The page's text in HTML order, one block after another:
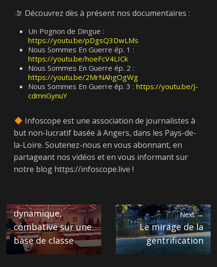
Découvrez dès à présent nos documentaires :
Un Pognon de Dingue :
https://youtu.be/pDgsQ3DwLMs
Nous Sommes En Guerre ép. 1 :
https://youtu.be/hoeFcV4LICk
Nous Sommes En Guerre ép. 2 :
https://youtu.be/2MrNAhgOgWg
Nous Sommes En Guerre ép. 3 :https://youtu.be/J-
cdmnGynuY
Infoscope est une association de journalistes à
but non-lucratif basée à Angers, dans les Pays-de-
la-Loire. Soutenez-nous en vous abonnant, en
partageant nos vidéos et en vous informant sur
notre blog https://infoscope.live !
← Previous
Faire de la CGT
dynamique,
combative sur une
base de classe
Next →
Le mirage de la
gentrification